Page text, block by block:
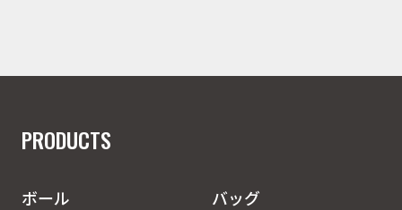
PRODUCTS
ボール
バッグ